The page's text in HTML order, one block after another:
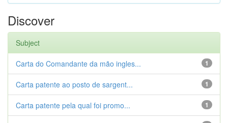
Discover
Subject
1
Carta do Comandante da mão ingles...
1
Carta patente ao posto de sargent...
1
Carta patente pela qual foi promo...